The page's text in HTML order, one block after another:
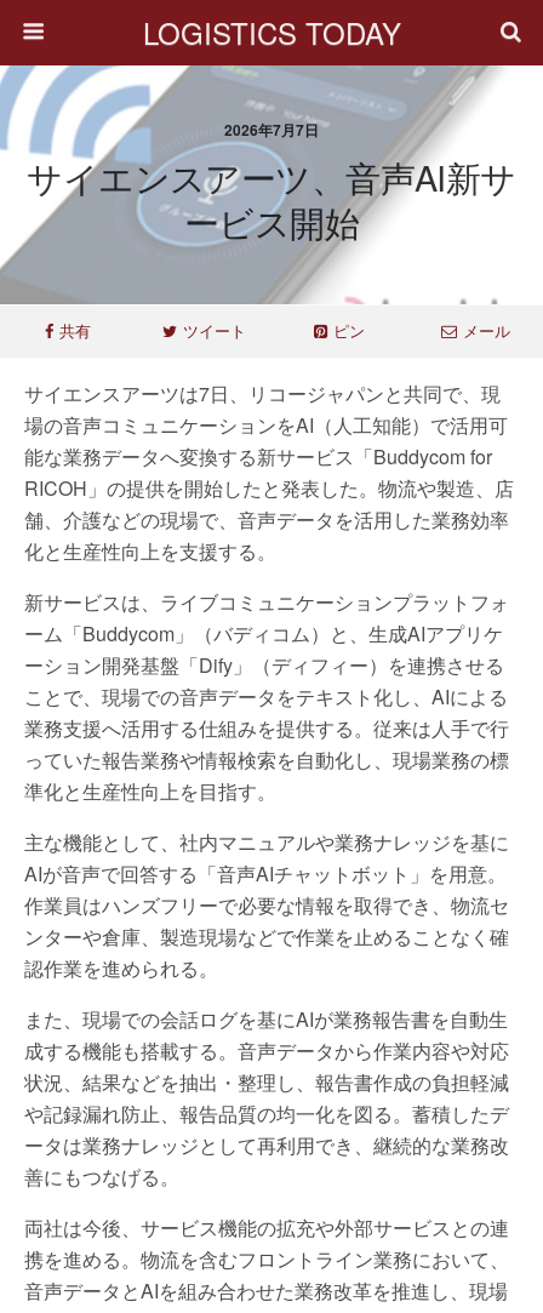
LOGISTICS TODAY
2026年7月7日
サイエンスアーツ、音声AI新サ
ービス開始
共有 ツイート ピン メール
サイエンスアーツは7日、リコージャパンと共同で、現
場の音声コミュニケーションをAI（人工知能）で活用可
能な業務データへ変換する新サービス「Buddycom for
RICOH」の提供を開始したと発表した。物流や製造、店
舗、介護などの現場で、音声データを活用した業務効率
化と生産性向上を支援する。
新サービスは、ライブコミュニケーションプラットフォ
ーム「Buddycom」（バディコム）と、生成AIアプリケ
ーション開発基盤「Dify」（ディフィー）を連携させる
ことで、現場での音声データをテキスト化し、AIによる
業務支援へ活用する仕組みを提供する。従来は人手で行
っていた報告業務や情報検索を自動化し、現場業務の標
準化と生産性向上を目指す。
主な機能として、社内マニュアルや業務ナレッジを基に
AIが音声で回答する「音声AIチャットボット」を用意。
作業員はハンズフリーで必要な情報を取得でき、物流セ
ンターや倉庫、製造現場などで作業を止めることなく確
認作業を進められる。
また、現場での会話ログを基にAIが業務報告書を自動生
成する機能も搭載する。音声データから作業内容や対応
状況、結果などを抽出・整理し、報告書作成の負担軽減
や記録漏れ防止、報告品質の均一化を図る。蓄積したデ
ータは業務ナレッジとして再利用でき、継続的な業務改
善にもつなげる。
両社は今後、サービス機能の拡充や外部サービスとの連
携を進める。物流を含むフロントライン業務において、
音声データとAIを組み合わせた業務改革を推進し、現場